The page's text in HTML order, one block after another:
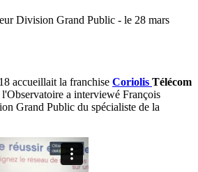
Division Grand Public - le 28 mars
accueillait la franchise Coriolis Télécom
l'Observatoire a interviewé François
Grand Public du spécialiste de la